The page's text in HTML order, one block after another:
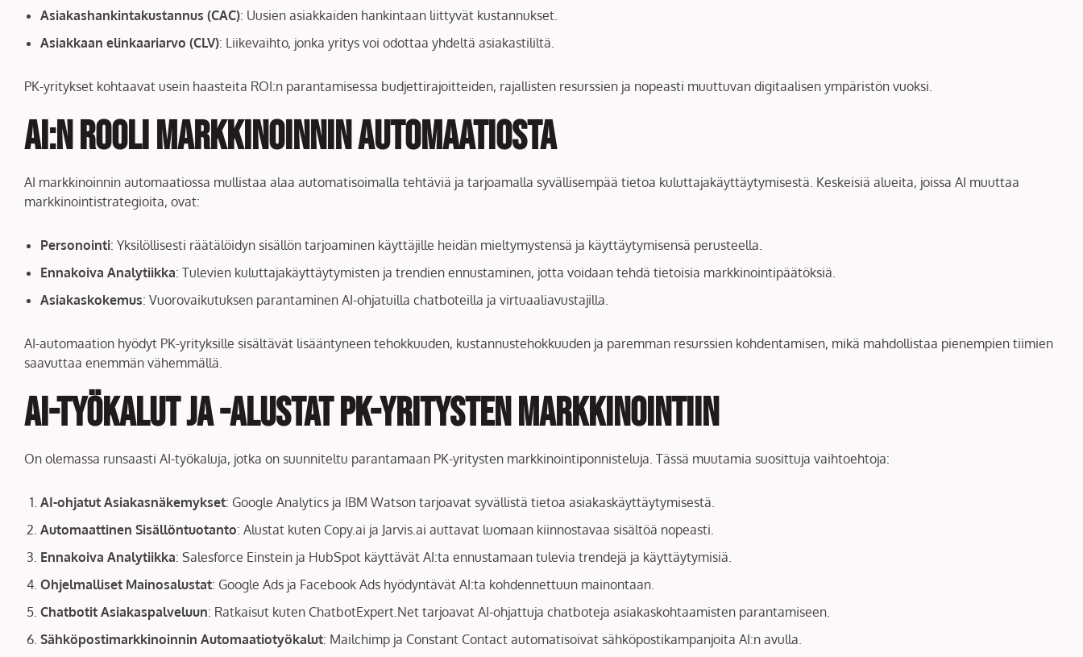
Asiakashankintakustannus (CAC): Uusien asiakkaiden hankintaan liittyvät kustannukset.
Asiakkaan elinkaariarvo (CLV): Liikevaihto, jonka yritys voi odottaa yhdeltä asiakastililtä.
PK-yritykset kohtaavat usein haasteita ROI:n parantamisessa budjettirajoitteiden, rajallisten resurssien ja nopeasti muuttuvan digitaalisen ympäristön vuoksi.
AI:n Rooli Markkinoinnin Automaatiosta
AI markkinoinnin automaatiossa mullistaa alaa automatisoimalla tehtäviä ja tarjoamalla syvällisempää tietoa kuluttajakäyttäytymisestä. Keskeisiä alueita, joissa AI muuttaa
markkinointistrategioita, ovat:
Personointi: Yksilöllisesti räätälöidyn sisällön tarjoaminen käyttäjille heidän mieltymystensä ja käyttäytymisensä perusteella.
Ennakoiva Analytiikka: Tulevien kuluttajakäyttäytymisten ja trendien ennustaminen, jotta voidaan tehdä tietoisia markkinointipäätöksiä.
Asiakaskokemus: Vuorovaikutuksen parantaminen AI-ohjatuilla chatboteilla ja virtuaaliavustajilla.
AI-automaation hyödyt PK-yrityksille sisältävät lisääntyneen tehokkuuden, kustannustehokkuuden ja paremman resurssien kohdentamisen, mikä mahdollistaa pienempien tiimien
saavuttaa enemmän vähemmällä.
AI-työkalut ja -alustat PK-yritysten Markkinointiin
On olemassa runsaasti AI-työkaluja, jotka on suunniteltu parantamaan PK-yritysten markkinointiponnisteluja. Tässä muutamia suosittuja vaihtoehtoja:
AI-ohjatut Asiakasnäkemykset: Google Analytics ja IBM Watson tarjoavat syvällistä tietoa asiakaskäyttäytymisestä.
Automaattinen Sisällöntuotanto: Alustat kuten Copy.ai ja Jarvis.ai auttavat luomaan kiinnostavaa sisältöä nopeasti.
Ennakoiva Analytiikka: Salesforce Einstein ja HubSpot käyttävät AI:ta ennustamaan tulevia trendejä ja käyttäytymisiä.
Ohjelmalliset Mainosalustat: Google Ads ja Facebook Ads hyödyntävät AI:ta kohdennettuun mainontaan.
Chatbotit Asiakaspalveluun: Ratkaisut kuten ChatbotExpert.Net tarjoavat AI-ohjattuja chatboteja asiakaskohtaamisten parantamiseen.
Sähköpostimarkkinoinnin Automaatiotyökalut: Mailchimp ja Constant Contact automatisoivat sähköpostikampanjoita AI:n avulla.